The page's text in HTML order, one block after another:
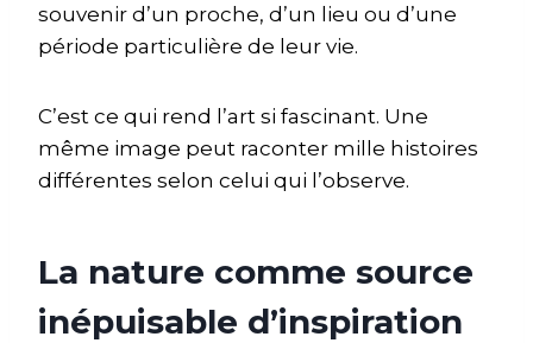
souvenir d’un proche, d’un lieu ou d’une
période particulière de leur vie.
C’est ce qui rend l’art si fascinant. Une
même image peut raconter mille histoires
différentes selon celui qui l’observe.
La nature comme source
inépuisable d’inspiration